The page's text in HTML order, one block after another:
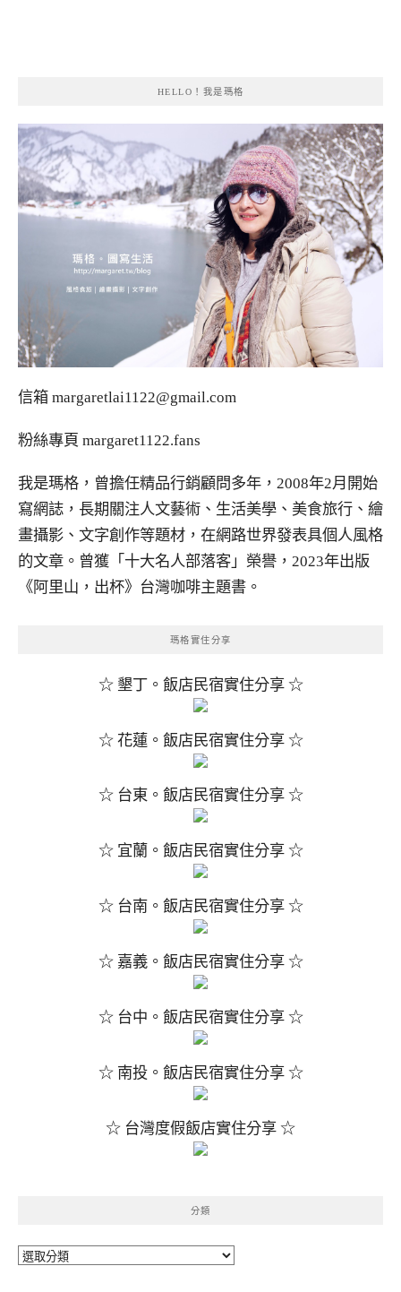
HELLO！我是瑪格
信箱 margaretlai1122@gmail.com
粉絲專頁 margaret1122.fans
我是瑪格，曾擔任精品行銷顧問多年，2008年2月開始
寫網誌，長期關注人文藝術、生活美學、美食旅行、繪
畫攝影、文字創作等題材，在網路世界發表具個人風格
的文章。曾獲「十大名人部落客」榮譽，2023年出版
《阿里山，出杯》台灣咖啡主題書。
瑪格實住分享
☆ 墾丁。飯店民宿實住分享 ☆
☆ 花蓮。飯店民宿實住分享 ☆
☆ 台東。飯店民宿實住分享 ☆
☆ 宜蘭。飯店民宿實住分享 ☆
☆ 台南。飯店民宿實住分享 ☆
☆ 嘉義。飯店民宿實住分享 ☆
☆ 台中。飯店民宿實住分享 ☆
☆ 南投。飯店民宿實住分享 ☆
☆ 台灣度假飯店實住分享 ☆
分類
分